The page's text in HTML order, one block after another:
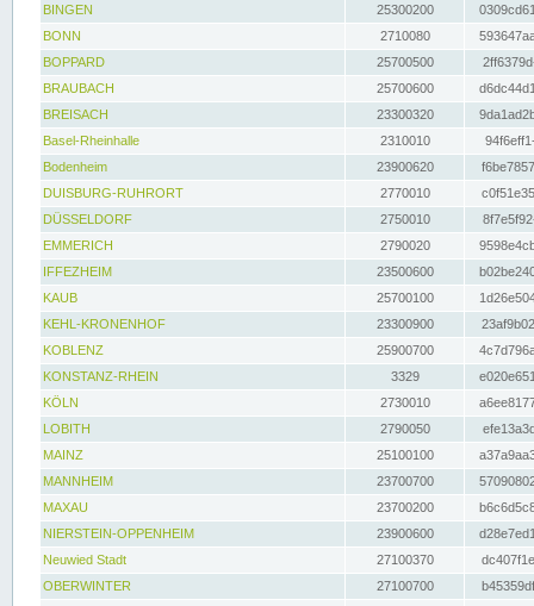
BINGEN
25300200
BONN
2710080
BOPPARD
25700500
BRAUBACH
25700600
BREISACH
23300320
Basel-Rheinhalle
2310010
Bodenheim
23900620
DUISBURG-RUHRORT
2770010
DÜSSELDORF
2750010
EMMERICH
2790020
IFFEZHEIM
23500600
KAUB
25700100
KEHL-KRONENHOF
23300900
KOBLENZ
25900700
KONSTANZ-RHEIN
3329
KÖLN
2730010
LOBITH
2790050
MAINZ
25100100
MANNHEIM
23700700
MAXAU
23700200
NIERSTEIN-OPPENHEIM
23900600
Neuwied Stadt
27100370
OBERWINTER
27100700